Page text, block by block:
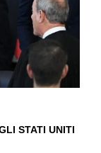
STATI UNITI